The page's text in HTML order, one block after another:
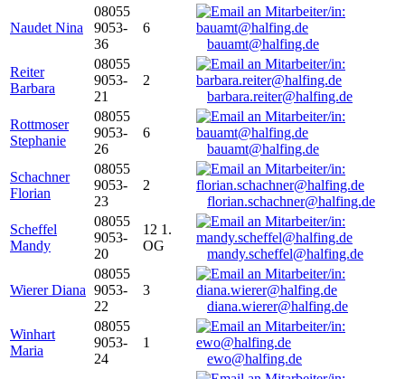
Naudet Nina
08055
9053-
36
6
bauamt@halfing.de
Reiter
Barbara
08055
9053-
21
2
barbara.reiter@halfing.de
Rottmoser
Stephanie
08055
9053-
26
6
bauamt@halfing.de
Schachner
Florian
08055
9053-
23
2
florian.schachner@halfing.de
Scheffel
Mandy
08055
9053-
20
12 1.
OG
mandy.scheffel@halfing.de
Wierer Diana
08055
9053-
22
3
diana.wierer@halfing.de
Winhart
Maria
08055
9053-
24
1
ewo@halfing.de